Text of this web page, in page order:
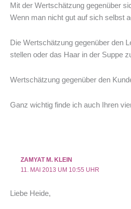
Mit der Wertschätzung gegenüber
Wenn man nicht gut auf sich selbst
Die Wertschätzung gegenüber den
stellen oder das Haar in der Suppe
Wertschätzung gegenüber den
Ganz wichtig finde ich auch Ihren
ZAMYAT M. KLEIN
11. MAI 2013 UM 10:55 UHR
Liebe Heide,